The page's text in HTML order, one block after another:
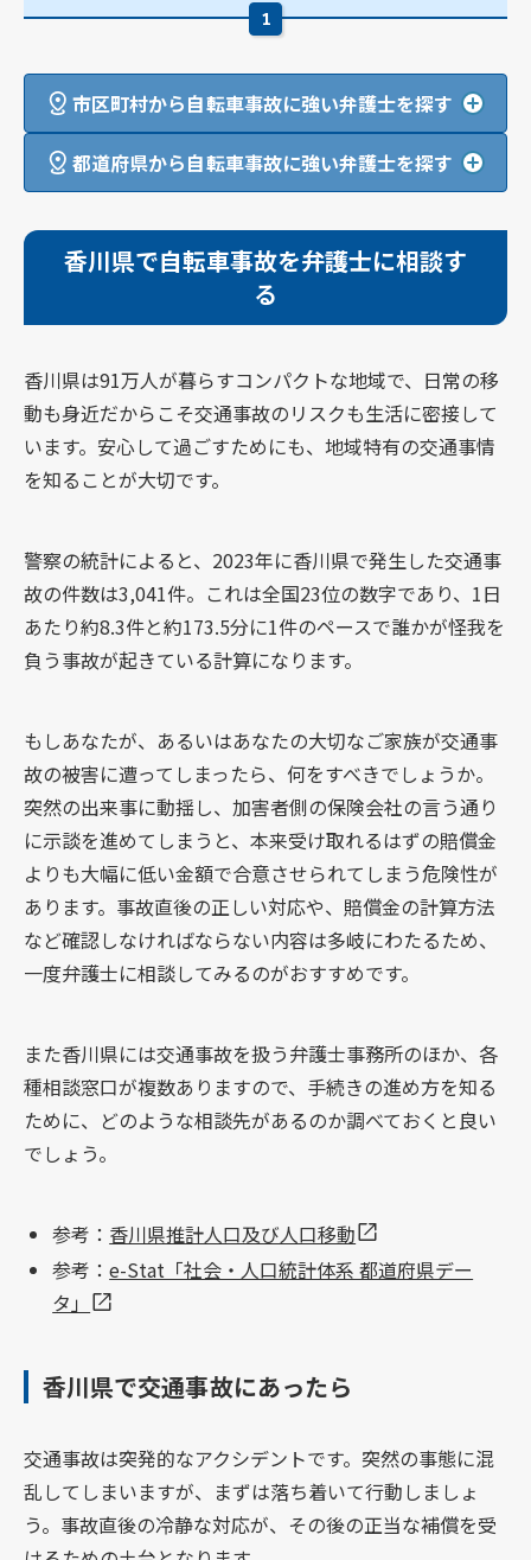
1
市区町村から自転車事故に強い弁護士を探す
都道府県から自転車事故に強い弁護士を探す
香川県で自転車事故を弁護士に相談す
る
香川県は91万人が暮らすコンパクトな地域で、日常の移
動も身近だからこそ交通事故のリスクも生活に密接して
います。安心して過ごすためにも、地域特有の交通事情
を知ることが大切です。
警察の統計によると、2023年に香川県で発生した交通事
故の件数は3,041件。これは全国23位の数字であり、1日
あたり約8.3件と約173.5分に1件のペースで誰かが怪我を
負う事故が起きている計算になります。
もしあなたが、あるいはあなたの大切なご家族が交通事
故の被害に遭ってしまったら、何をすべきでしょうか。
突然の出来事に動揺し、加害者側の保険会社の言う通り
に示談を進めてしまうと、本来受け取れるはずの賠償金
よりも大幅に低い金額で合意させられてしまう危険性が
あります。事故直後の正しい対応や、賠償金の計算方法
など確認しなければならない内容は多岐にわたるため、
一度弁護士に相談してみるのがおすすめです。
また香川県には交通事故を扱う弁護士事務所のほか、各
種相談窓口が複数ありますので、手続きの進め方を知る
ために、どのような相談先があるのか調べておくと良い
でしょう。
参考： 香川県推計人口及び人口移動
参考：e-Stat「社会・人口統計体系 都道府県デー
タ」
香川県で交通事故にあったら
交通事故は突発的なアクシデントです。突然の事態に混
乱してしまいますが、まずは落ち着いて行動しましょ
う。事故直後の冷静な対応が、その後の正当な補償を受